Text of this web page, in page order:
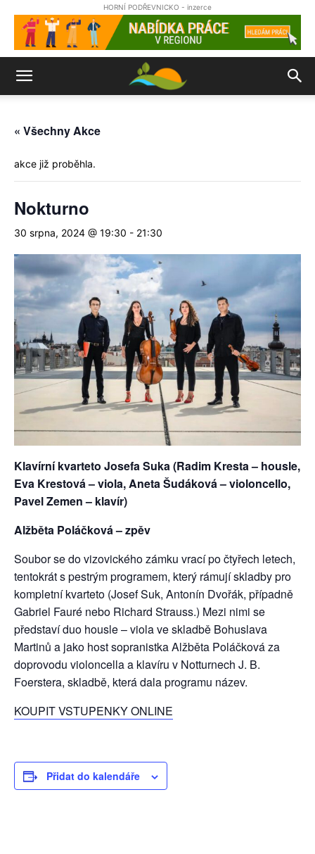
HORNÍ PODŘEVNICKO - inzerce
« Všechny Akce
akce již proběhla.
Nokturno
30 srpna, 2024 @ 19:30 - 21:30
Klavírní kvarteto Josefa Suka (Radim Kresta – housle,
Eva Krestová – viola, Aneta Šudáková – violoncello,
Pavel Zemen – klavír)
Alžběta Poláčková – zpěv
Soubor se do vizovického zámku vrací po čtyřech letech,
tentokrát s pestrým programem, který rámují skladby pro
kompletní kvarteto (Josef Suk, Antonín Dvořák, případně
Gabriel Fauré nebo Richard Strauss.) Mezi nimi se
představí duo housle – viola ve skladbě Bohuslava
Martinů a jako host sopranistka Alžběta Poláčková za
doprovodu violoncella a klavíru v Notturnech J. B.
Foerstera, skladbě, která dala programu název.
KOUPIT VSTUPENKY ONLINE
Přidat do kalendáře